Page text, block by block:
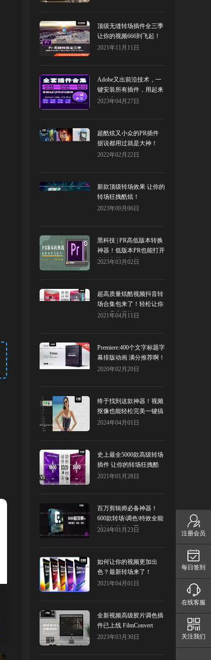
顶级无缝转场插件全三季
让你的视频666到飞起！
2021年11月11日
Adobe又出前沿技术，一
键安装所有插件，用起来
太过瘾了！
2023年04月27日
超酷炫又小众的PR插件
据说都用过就是大神！
2022年02月22日
新款顶级转场效果 让你的
转场狂拽酷炫！
2023年09月06日
黑科技 | PR高低版本转换
神器！低版本PR也能打开
高版本工程文件
2023年03月02日
超高质量炫酷视频抖音转
场合集包来了！轻松让你
的作品高逼格
2021年04月11日
Premiere:400个文字标题字
幕排版动画 满分推荐啊！
2020年02月20日
终于找到这款神器！视频
抠像也能轻松完美一键搞
定！Red Giant Primatte
2024年04月01日
史上最全5000款高级转场
插件 让你的转场狂拽酷
炫！
2021年01月28日
百万剪辑师必备神器！
600款转场\调色\特效全能
插件套装第二季！
2024年01月23日
如何让你的视频更加出
色？最新转场来了！
2021年04月01日
全新视频高级胶片调色插
件已上线 FilmConvert
Nitrate
2023年03月30日
注册会员
每日签到
在线客服
关注我们